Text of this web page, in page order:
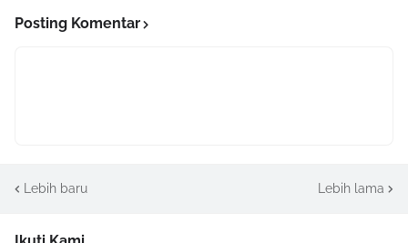
Posting Komentar
Lebih baru Lebih lama